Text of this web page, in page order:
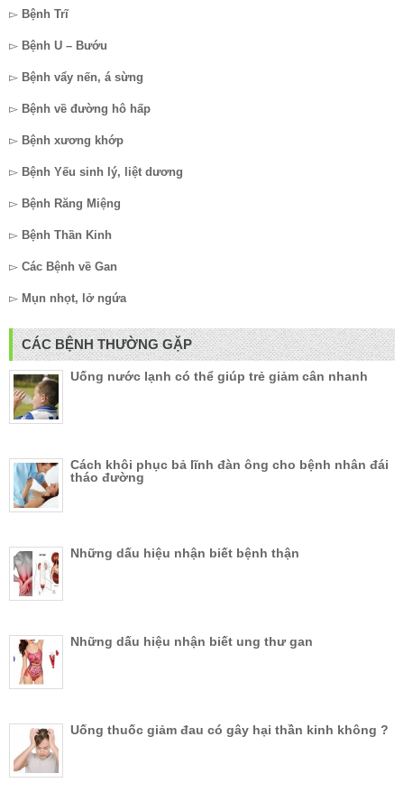
▻ Bệnh Trĩ
▻ Bệnh U – Bướu
▻ Bệnh vẩy nến, á sừng
▻ Bệnh về đường hô hấp
▻ Bệnh xương khớp
▻ Bệnh Yếu sinh lý, liệt dương
▻ Bệnh Răng Miệng
▻ Bệnh Thần Kinh
▻ Các Bệnh về Gan
▻ Mụn nhọt, lở ngứa
CÁC BỆNH THƯỜNG GẶP
Uống nước lạnh có thể giúp trẻ giảm cân nhanh
Cách khôi phục bả lĩnh đàn ông cho bệnh nhân đái
tháo đường
Những dấu hiệu nhận biết bệnh thận
Những dấu hiệu nhận biết ung thư gan
Uống thuốc giảm đau có gây hại thần kinh không ?